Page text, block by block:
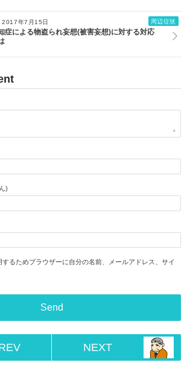
2017年7月15日 周辺症状
症による物盗られ妄想(被害妄想)に対する対応
)
るためブラウザーに自分の名前、メールアドレス、サイ
NEXT